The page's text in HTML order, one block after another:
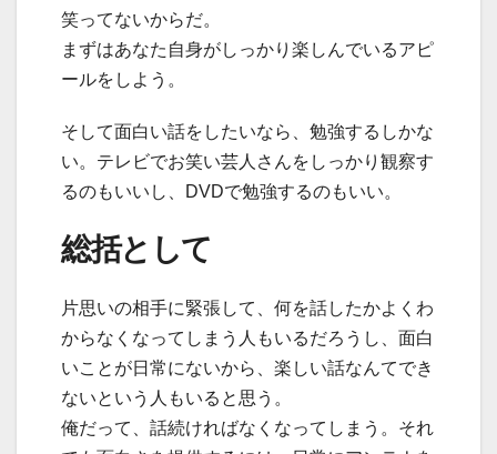
笑ってないからだ。
まずはあなた自身がしっかり楽しんでいるアピ
ールをしよう。
そして面白い話をしたいなら、勉強するしかな
い。テレビでお笑い芸人さんをしっかり観察す
るのもいいし、DVDで勉強するのもいい。
総括として
片思いの相手に緊張して、何を話したかよくわ
からなくなってしまう人もいるだろうし、面白
いことが日常にないから、楽しい話なんてでき
ないという人もいると思う。
俺だって、話続ければなくなってしまう。それ